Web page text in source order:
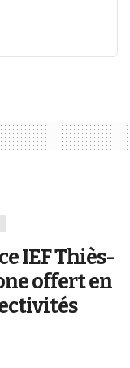
IEF Thiès-
offert en